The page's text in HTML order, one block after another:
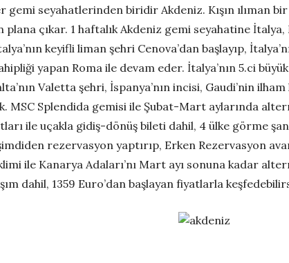
seyahatlerinden biridir Akdeniz. Kışın ılıman
plana çıkar. 1 haftalık Akdeniz gemi seyahatine
keyifli liman şehri Cenova’dan başlayıp,
yapan Roma ile devam eder. İtalya’nın 5.ci
Valetta şehri, İspanya’nın incisi, Gaudi’nin
MSC Splendida gemisi ile Şubat-Mart aylarında
ile uçakla gidiş-dönüş bileti dahil, 4 ülke görme
rezervasyon yaptırıp, Erken Rezervasyon
ile Kanarya Adaları’nı Mart ayı sonuna kadar
dahil, 1359 Euro’dan başlayan fiyatlarla